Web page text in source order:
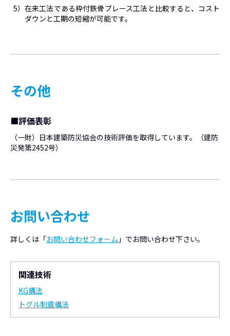
5）在来工法である枠付鉄骨ブレース工法と比較すると、コスト
ダウンと工期の短縮が可能です。
その他
■評価表彰
（一財）日本建築防災協会の技術評価を取得しています。（建防
災発第2452号）
お問い合わせ
詳しくは「お問い合わせフォーム 」でお問い合わせ下さい。
関連技術
KG構法
トグル制震構法